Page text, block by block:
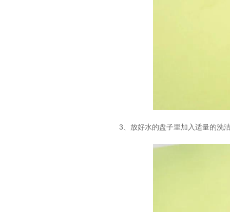
3、放好水的盘子里加入适量的洗